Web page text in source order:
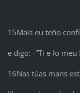
15Mais eu teño
e digo: -"Ti e-lo meu
16Nas túas mans